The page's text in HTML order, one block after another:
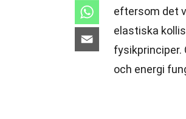
eftersom det
elastiska
fysikprinciper.
och energi